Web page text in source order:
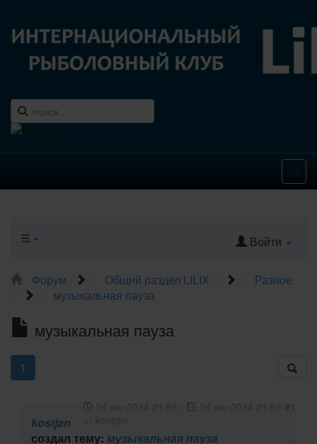
Войти
Форум Общий раздел LILIX
Разное
музыкальная пауза
музыкальная пауза
1
24 авг 2014 21:58 24 авг 2014 21:59 #1
kostjan
kostjan
создал тему: музыкальная пауза